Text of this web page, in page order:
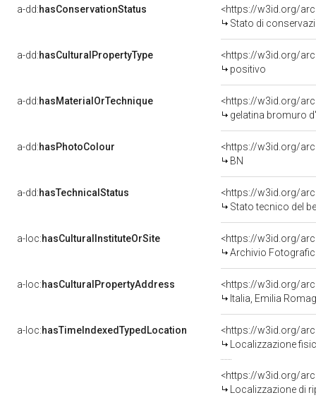
a-dd:hasConservationStatus
<https://w3id.org/
Stato di
a-dd:hasCulturalPropertyType
<https://w3id.org/
positivo
a-dd:hasMaterialOrTechnique
<https://w3id.org/
gelatina bromuro
a-dd:hasPhotoColour
<https://w3id.org/
BN
a-dd:hasTechnicalStatus
<https://w3id.org/
Stato tecnico del
a-loc:hasCulturalInstituteOrSite
<https://w3id.org/
Archivio
a-loc:hasCulturalPropertyAddress
<https://w3id.org/
Italia, Emilia
a-loc:hasTimeIndexedTypedLocation
<https://w3id.org/
Localizzazione
<https://w3id.org/
Localizzazione di